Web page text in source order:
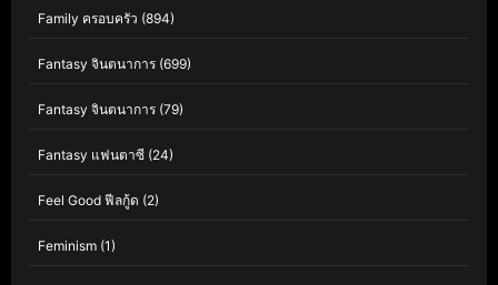
Family ครอบครัว (894)
Fantasy จินตนาการ (699)
Fantasy จินตนาการ (79)
Fantasy แฟนตาซี (24)
Feel Good ฟีลกู้ด (2)
Feminism (1)